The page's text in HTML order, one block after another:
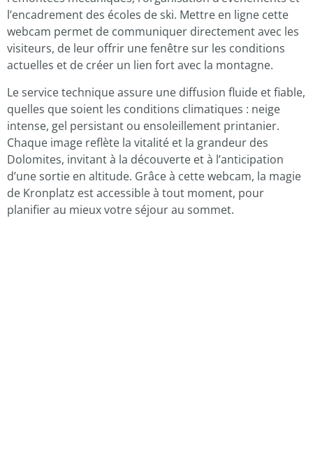
l’encadrement des écoles de ski. Mettre en ligne cette
webcam permet de communiquer directement avec les
visiteurs, de leur offrir une fenêtre sur les conditions
actuelles et de créer un lien fort avec la montagne.
Le service technique assure une diffusion fluide et fiable,
quelles que soient les conditions climatiques : neige
intense, gel persistant ou ensoleillement printanier.
Chaque image reflète la vitalité et la grandeur des
Dolomites, invitant à la découverte et à l’anticipation
d’une sortie en altitude. Grâce à cette webcam, la magie
de Kronplatz est accessible à tout moment, pour
planifier au mieux votre séjour au sommet.